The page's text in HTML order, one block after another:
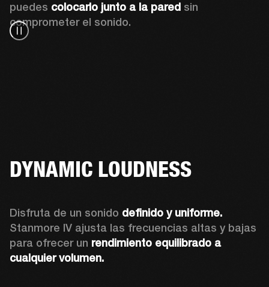
puedes colocarlo junto a la pared sin
comprometer el sonido.
DYNAMIC LOUDNESS
Disfruta de un sonido definido y uniforme.
Stanmore IV ajusta las frecuencias altas y bajas
para ofrecer un rendimiento equilibrado a
cualquier volumen.